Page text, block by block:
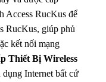
Access RucKus để
RucKus, giúp phủ
kết nối mạng
Thiết Bị Wireless
dụng Internet bất cứ